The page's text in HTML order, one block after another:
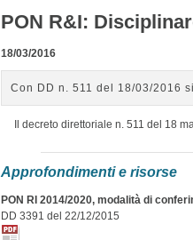
PON R&I:
18/03/2016
Con DD n. 511 del 18/03/2016
Il decreto direttoriale n. 511 del 18
Approfondimenti e risorse
PON RI 2014/2020, modalità di
DD 3391 del 22/12/2015